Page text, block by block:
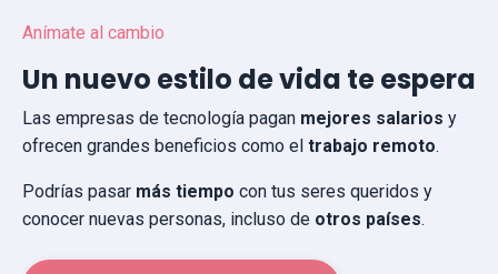
Anímate al cambio
Un nuevo estilo de vida te espera
Las empresas de tecnología pagan mejores salarios y
ofrecen grandes beneficios como el trabajo remoto.
Podrías pasar más tiempo con tus seres queridos y
conocer nuevas personas, incluso de otros países.